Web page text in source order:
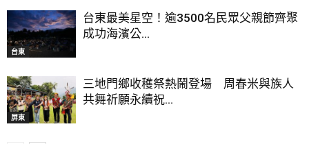
台東
台東最美星空！逾3500名民眾父親節齊聚
成功海濱公...
屏東
三地門鄉收穫祭熱鬧登場 周春米與族人
共舞祈願永續祝...